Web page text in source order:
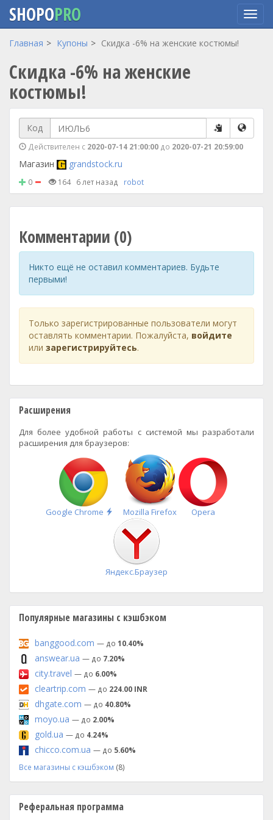
Перейти
основному
содержанию
SHOPOPRO
Главная Купоны Скидка -6% на женские костюмы!
Скидка -6% на женские
костюмы!
Код
Действителен с 2020-07-14 21:00:00 до 2020-07-21 20:59:00
Магазин grandstock.ru
0 164 6 лет назад robot
Комментарии (0)
Никто ещё не оставил комментариев. Будьте
первыми!
Только зарегистрированные пользователи могут
оставлять комментарии. Пожалуйста, войдите
или зарегистрируйтесь.
Расширения
Для более удобной работы с системой мы разработали
расширения для браузеров:
Google Chrome
Быстрая
установка
Mozilla Firefox Opera
Яндекс.Браузер
Популярные магазины с кэшбэком
banggood.com — до 10.40%
answear.ua — до 7.20%
city.travel — до 6.00%
cleartrip.com — до 224.00 INR
dhgate.com — до 40.80%
moyo.ua — до 2.00%
gold.ua — до 4.24%
chicco.com.ua — до 5.60%
Все магазины с кэшбэком (8)
Реферальная программа